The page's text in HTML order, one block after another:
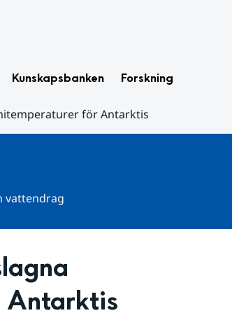
Kunskapsbanken Forskning
för Antarktis
vattendrag
Antarktis